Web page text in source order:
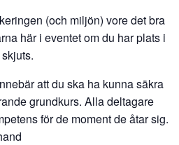
(och miljön) vore det bra
här i eventet om du har plats i
att du ska ha kunna säkra
grundkurs. Alla deltagare
för de moment de åtar sig.